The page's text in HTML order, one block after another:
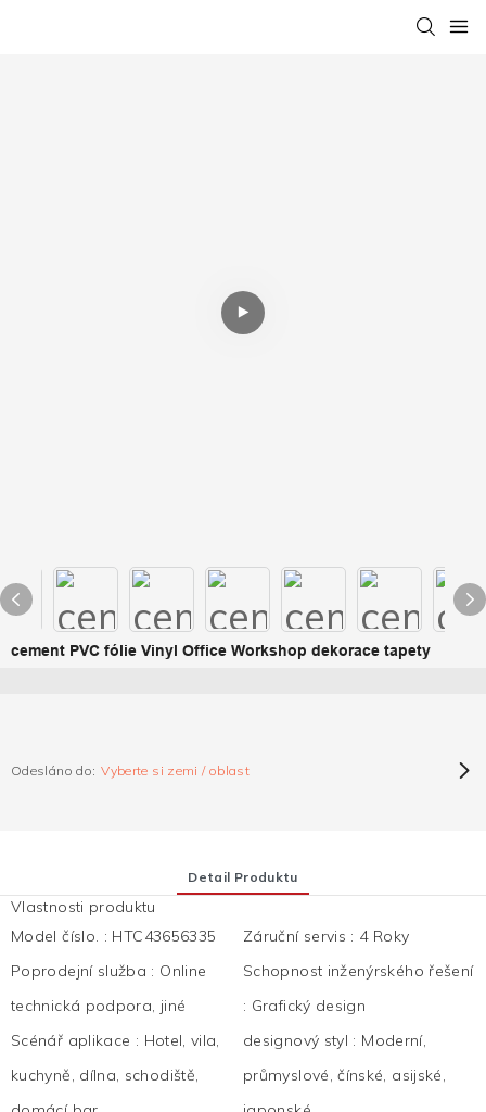
cement PVC fólie Vinyl Office Workshop dekorace tapety
Odesláno do: Vyberte si zemi / oblast
Detail Produktu
Vlastnosti produktu
Model číslo. : HTC43656335 Záruční servis : 4 Roky
Poprodejní služba : Online
technická podpora, jiné
Schopnost inženýrského řešení
: Grafický design
Scénář aplikace : Hotel, vila,
kuchyně, dílna, schodiště,
designový styl : Moderní,
průmyslové, čínské, asijské,